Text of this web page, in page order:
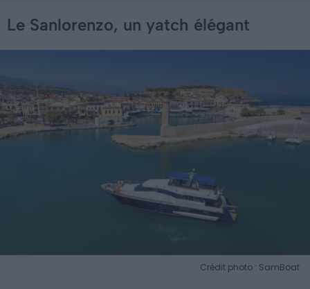
Le Sanlorenzo, un yatch élégant
Crédit photo : SamBoat